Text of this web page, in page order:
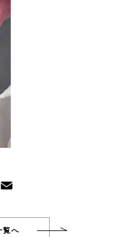
た商品
イド
覧へ